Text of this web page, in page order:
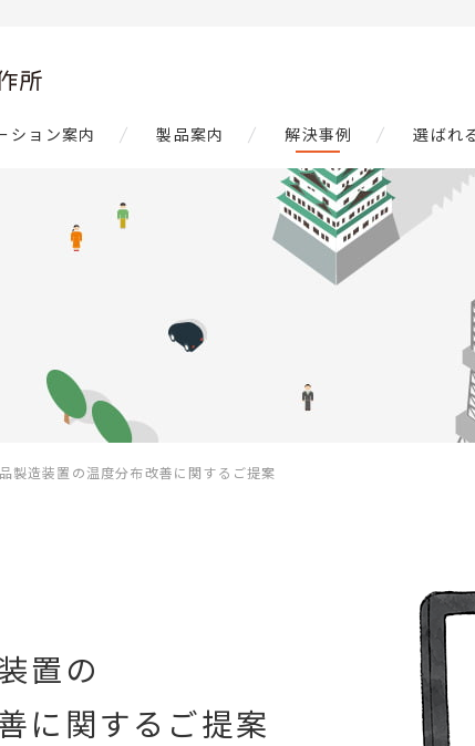
ション案内 製品案内 解決事例 選ばれ
製造装置の温度分布改善に関するご提案
置の
に関するご提案